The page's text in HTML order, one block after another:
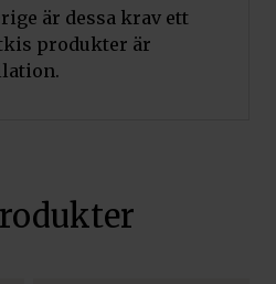
är dessa krav ett
produkter är